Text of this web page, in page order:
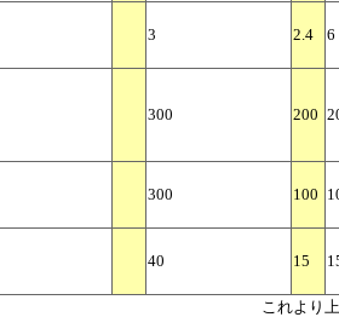
3 2.4 6
300 200
300 100
40 15
これよ